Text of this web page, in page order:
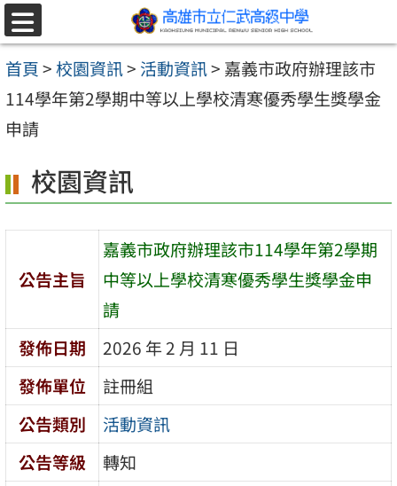
跳至主要內容區
選
單
首頁>校園資訊> 活動資訊> 嘉義市政府辦理該市
114學年第2學期中等以上學校清寒優秀學生獎學金
申請
校園資訊
公告主旨
嘉義市政府辦理該市114學年第2學期
中等以上學校清寒優秀學生獎學金申
請
發佈日期
2026 年 2 月 11 日
發佈單位
註冊組
公告類別
活動資訊
公告等級
轉知